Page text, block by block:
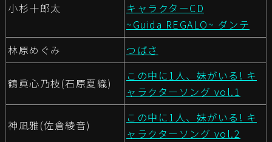
小杉十郎太
キャラクターCD
~Guida REGALO~ ダンテ
林原めぐみ
つばさ
鶴眞心乃枝(石原夏織)
この中に1人、妹がいる! キ
ャラクターソング vol.1
神凪雅(佐倉綾音)
この中に1人、妹がいる! キ
ャラクターソング vol.2